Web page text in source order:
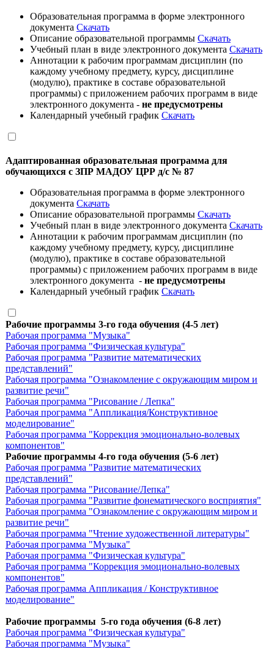
Образовательная программа в форме электронного
документа Скачать
Описание образовательной программы Скачать
Учебный план в виде электронного документа Скачать
Аннотации к рабочим программам дисциплин (по
каждому учебному предмету, курсу, дисциплине
(модулю), практике в составе образовательной
программы) с приложением рабочих программ в виде
электронного документа - не предусмотрены
Календарный учебный график Скачать
Адаптированная образовательная программа для
обучающихся с ЗПР МАДОУ ЦРР д/с № 87
Образовательная программа в форме электронного
документа Скачать
Описание образовательной программы Скачать
Учебный план в виде электронного документа Скачать
Аннотации к рабочим программам дисциплин (по
каждому учебному предмету, курсу, дисциплине
(модулю), практике в составе образовательной
программы) с приложением рабочих программ в виде
электронного документа - не предусмотрены
Календарный учебный график Скачать
Рабочие программы 3-го года обучения (4-5 лет)
Рабочая программа "Музыка"
Рабочая программа "Физическая культура"
Рабочая программа "Развитие математических
представлений"
Рабочая программа "Ознакомление с oкружающим миром и
развитие речи"
Рабочая программа "Рисование / Лепка"
Рабочая программа "Аппликация/Конструктивное
моделирование"
Рабочая программа "Коррекция эмоционально-волевых
компонентов"
Рабочие программы 4-го года обучения (5-6 лет)
Рабочая программа "Развитие математических
представлений"
Рабочая программа "Рисование/Лепка"
Рабочая программа "Развитие фонематического восприятия"
Рабочая программа "Ознакомление с окружающим миром и
развитие речи"
Рабочая программа "Чтение художественной литературы"
Рабочая программа "Музыка"
Рабочая программа "Физическая культура"
Рабочая программа "Коррекция эмоционально-волевых
компонентов"
Рабочая программа Аппликация / Конструктивное
моделирование"
Рабочие программы 5-го года обучения (6-8 лет)
Рабочая программа "Физическая культура"
Рабочая программа "Музыка"